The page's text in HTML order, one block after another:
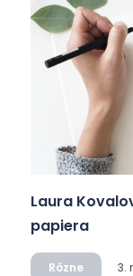
Laura
papiera
Rôzne 3.